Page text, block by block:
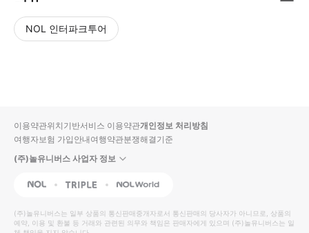
NOL 인터파크투어
입니
다.
높
은
동
영
순
상
이용약관위치기반서비스 이용약관개인정보 처리방침
여행자보험 가입안내여행약관분쟁해결기준
(주)놀유니버스 사업자 정보
NOL Triple Interpark Global
(주)놀유니버스는 일부 상품의 통신판매중개자로서 통신판매의 당사자가 아니므로, 상품의
예약, 이용 및 환불 등 거래와 관련된 의무와 책임은 판매자에게 있으며 (주)놀유니버스는 일